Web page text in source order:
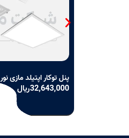
پنل توکار اپتیلد مازی نور
32,643,000ریال